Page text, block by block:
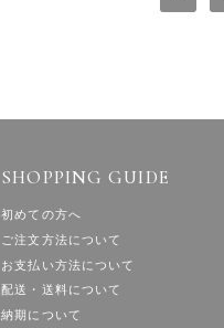
SHOPPING GUIDE
初めての方へ
ご注文方法について
お支払い方法について
配送・送料について
納期について